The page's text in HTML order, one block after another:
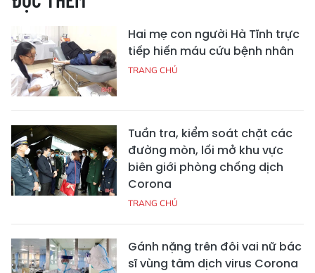
Hai mẹ con người Hà Tĩnh trực
tiếp hiến máu cứu bệnh nhân
TRANG CHỦ
Tuần tra, kiểm soát chặt các
đường mòn, lối mở khu vực
biên giới phòng chống dịch
Corona
TRANG CHỦ
Gánh nặng trên đôi vai nữ bác
sĩ vùng tâm dịch virus Corona